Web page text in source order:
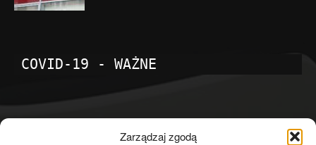
Zarządzaj zgodą
COVID-19 - WAŻNE